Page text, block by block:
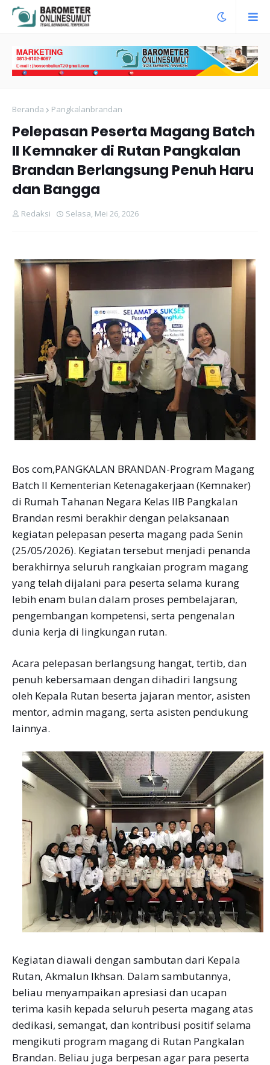
Beranda Pangkalanbrandan
Pelepasan Peserta Magang Batch
II Kemnaker di Rutan Pangkalan
Brandan Berlangsung Penuh Haru
dan Bangga
Redaksi Selasa, Mei 26, 2026
Bos com,PANGKALAN BRANDAN-Program Magang
Batch II Kementerian Ketenagakerjaan (Kemnaker)
di Rumah Tahanan Negara Kelas IIB Pangkalan
Brandan resmi berakhir dengan pelaksanaan
kegiatan pelepasan peserta magang pada Senin
(25/05/2026). Kegiatan tersebut menjadi penanda
berakhirnya seluruh rangkaian program magang
yang telah dijalani para peserta selama kurang
lebih enam bulan dalam proses pembelajaran,
pengembangan kompetensi, serta pengenalan
dunia kerja di lingkungan rutan.
Acara pelepasan berlangsung hangat, tertib, dan
penuh kebersamaan dengan dihadiri langsung
oleh Kepala Rutan beserta jajaran mentor, asisten
mentor, admin magang, serta asisten pendukung
lainnya.
Kegiatan diawali dengan sambutan dari Kepala
Rutan, Akmalun Ikhsan. Dalam sambutannya,
beliau menyampaikan apresiasi dan ucapan
terima kasih kepada seluruh peserta magang atas
dedikasi, semangat, dan kontribusi positif selama
mengikuti program magang di Rutan Pangkalan
Brandan. Beliau juga berpesan agar para peserta